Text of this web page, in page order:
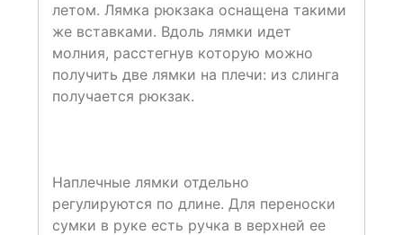
летом. Лямка рюкзака оснащена такими
же вставками. Вдоль лямки идет
молния, расстегнув которую можно
получить две лямки на плечи: из слинга
получается рюкзак.
Наплечные лямки отдельно
регулируются по длине. Для переноски
сумки в руке есть ручка в верхней ее